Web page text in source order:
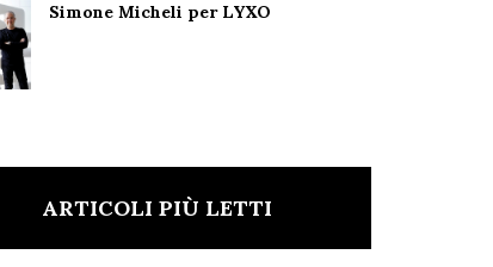
Simone Micheli per LYXO
ARTICOLI PIÙ LETTI